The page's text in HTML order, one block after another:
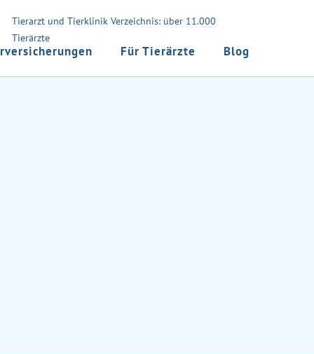
Tierarzt und Tierklinik Verzeichnis: über 11.000
Tierärzte
Für Tierärzte Blog